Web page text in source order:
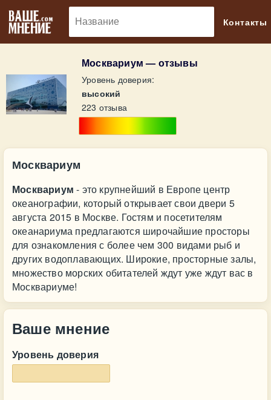
Контакты
Москвариум — отзывы
Уровень доверия:
высокий
223 отзыва
Москвариум
Москвариум- это крупнейший в Европе центр
океанографии, который открывает свои двери 5
августа 2015 в Москве. Гостям и посетителям
океанариума предлагаются широчайшие просторы
для ознакомления с более чем 300 видами рыб и
других водоплавающих. Широкие, просторные залы,
множество морских обитателей ждут уже ждут вас в
Москвариуме!
Ваше мнение
Уровень доверия